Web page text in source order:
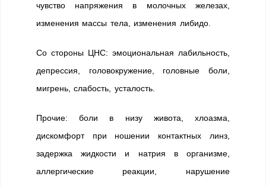
чувство напряжения в молочных железах,
изменения массы тела, изменения либидо.
Со стороны ЦНС: эмоциональная лабильность,
депрессия, головокружение, головные боли,
мигрень, слабость, усталость.
Прочие: боли в низу живота, хлоазма,
дискомфорт при ношении контактных линз,
задержка жидкости и натрия в организме,
аллергические реакции, нарушение